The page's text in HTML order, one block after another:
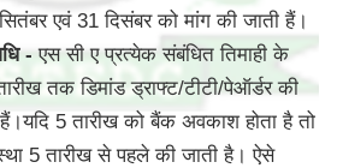
एवं 31 दिसंबर को मांग की जाती हैं।
-एस सी ए प्रत्येक संबंधित तिमाही के
तक डिमांड ड्राफ्ट/टीटी/पेऑर्डर की
5 तारीख को बैंक अवकाश होता है तो
5 तारीख से पहले की जाती है। ऐसे